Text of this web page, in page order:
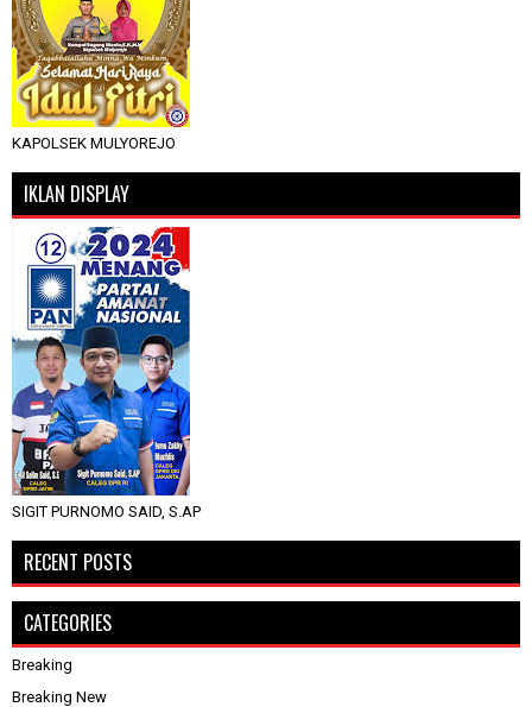
KAPOLSEK MULYOREJO
IKLAN DISPLAY
SIGIT PURNOMO SAID, S.AP
RECENT POSTS
CATEGORIES
Breaking
Breaking New